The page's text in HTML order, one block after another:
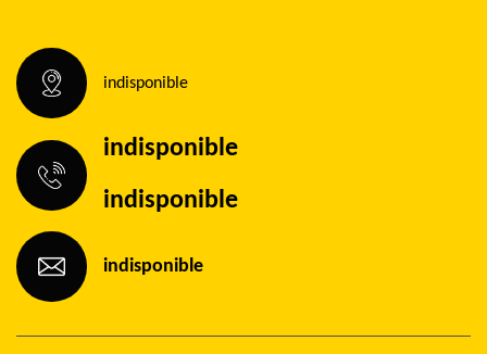
indisponible
indisponible
indisponible
indisponible